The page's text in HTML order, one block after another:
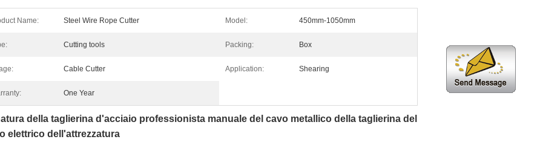
Name: Steel Wire Rope Cutter Model: 450mm-1050mm
Cutting tools Packing: Box
Cable Cutter Application: Shearing
One Year
della taglierina d'acciaio professionista manuale del cavo metallico della taglierina del
elettrico dell'attrezzatura